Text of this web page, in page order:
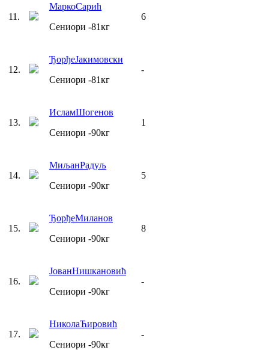
11 .
МаркоСарић
Сениори -81кг
6
12.
ЂорђеЈакимовски
Сениори -81кг
-
13.
ИсламШогенов
Сениори -90кг
1
14.
МиљанРадуљ
Сениори -90кг
5
15.
ЂорђеМиланов
Сениори -90кг
8
16.
ЈованНишкановић
Сениори -90кг
-
17.
НиколаЋировић
Сениори -90кг
-